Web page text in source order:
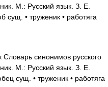
М.: Русский язык. З. Е.
сущ. • труженик • работяга
синонимов русского
М.: Русский язык. З. Е.
сущ. • труженик • работяга